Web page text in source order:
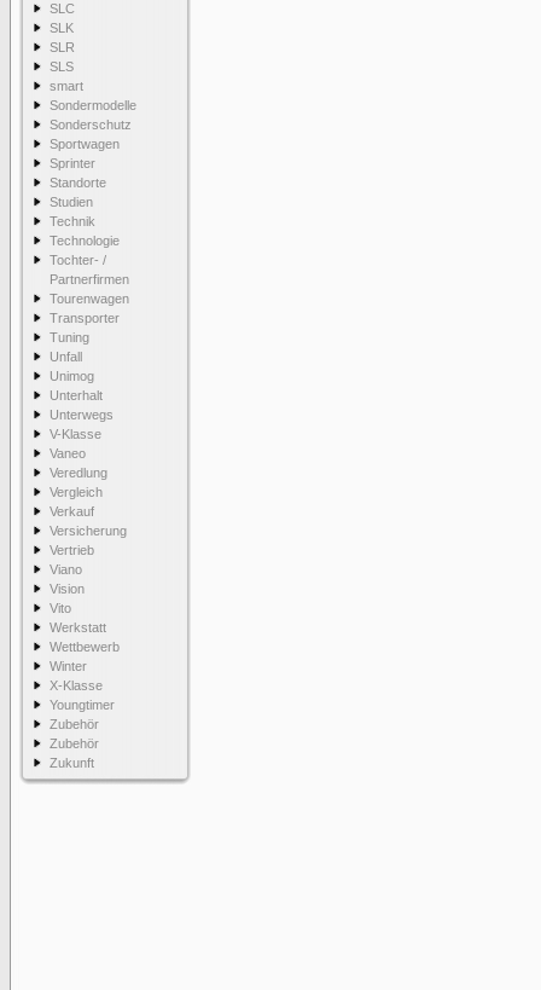
SLC
SLK
SLR
SLS
smart
Sondermodelle
Sonderschutz
Sportwagen
Sprinter
Standorte
Studien
Technik
Technologie
Tochter- /
Partnerfirmen
Tourenwagen
Transporter
Tuning
Unfall
Unimog
Unterhalt
Unterwegs
V-Klasse
Vaneo
Veredlung
Vergleich
Verkauf
Versicherung
Vertrieb
Viano
Vision
Vito
Werkstatt
Wettbewerb
Winter
X-Klasse
Youngtimer
Zubehör
Zubehör
Zukunft